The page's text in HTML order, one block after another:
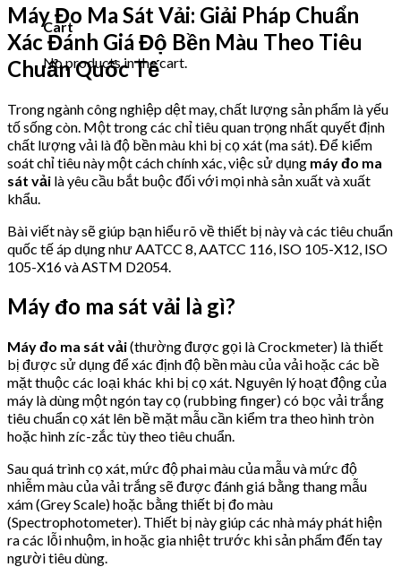
Cart
No products in the cart.
Máy Đo Ma Sát Vải: Giải Pháp Chuẩn
Xác Đánh Giá Độ Bền Màu Theo Tiêu
Chuẩn Quốc Tế
Trong ngành công nghiệp dệt may, chất lượng sản phẩm là yếu
tố sống còn. Một trong các chỉ tiêu quan trọng nhất quyết định
chất lượng vải là độ bền màu khi bị cọ xát (ma sát). Để kiểm
soát chỉ tiêu này một cách chính xác, việc sử dụng máy đo ma
sát vải là yêu cầu bắt buộc đối với mọi nhà sản xuất và xuất
khẩu.
Bài viết này sẽ giúp bạn hiểu rõ về thiết bị này và các tiêu chuẩn
quốc tế áp dụng như AATCC 8, AATCC 116, ISO 105-X12, ISO
105-X16 và ASTM D2054.
Máy đo ma sát vải là gì?
Máy đo ma sát vải(thường được gọi là Crockmeter) là thiết
bị được sử dụng để xác định độ bền màu của vải hoặc các bề
mặt thuộc các loại khác khi bị cọ xát. Nguyên lý hoạt động của
máy là dùng một ngón tay cọ (rubbing finger) có bọc vải trắng
tiêu chuẩn cọ xát lên bề mặt mẫu cần kiểm tra theo hình tròn
hoặc hình zíc-zắc tùy theo tiêu chuẩn.
Sau quá trình cọ xát, mức độ phai màu của mẫu và mức độ
nhiễm màu của vải trắng sẽ được đánh giá bằng thang mẫu
xám (Grey Scale) hoặc bằng thiết bị đo màu
(Spectrophotometer). Thiết bị này giúp các nhà máy phát hiện
ra các lỗi nhuộm, in hoặc gia nhiệt trước khi sản phẩm đến tay
người tiêu dùng.